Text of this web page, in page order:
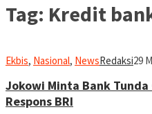
Tag: Kredit
Ekbis, Nasional, NewsRedaksi29
Jokowi Minta Bank
Respons BRI